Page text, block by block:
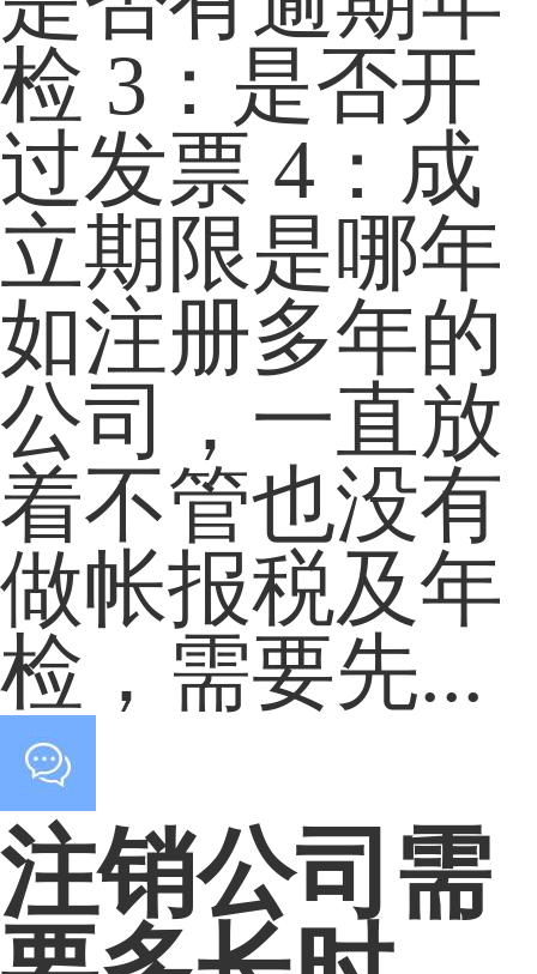
检 3：是否开
过发票 4：成
立期限是哪年
如注册多年的
公司，一直放
着不管也没有
做帐报税及年
检，需要先...
注销公司需